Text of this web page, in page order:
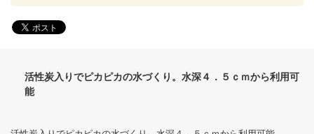
活性炭入りでピカピカの水づくり。水深４．５ｃｍから利用可
能